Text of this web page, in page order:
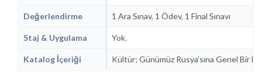
Değerlendirme 1 Ara Sınav, 1 Ödev, 1 Final Sınavı
Staj & Uygulama Yok.
Katalog İçeriği Kültür; Günümüz Rusya’sına Genel Bir